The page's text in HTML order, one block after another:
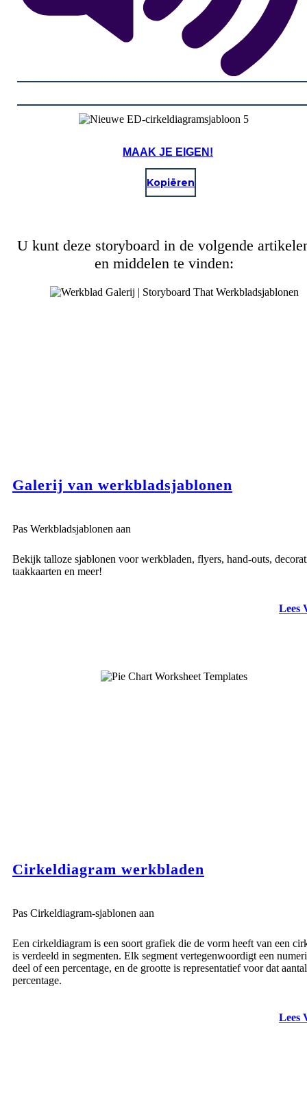
MAAK JE EIGEN!
Kopiëren
U kunt deze storyboard in de volgende
en middelen te vinden:
Galerij van werkbladsjablonen
Pas Werkbladsjablonen aan
Bekijk talloze sjablonen voor werkbladen, flyers, hand-outs,
taakkaarten en meer!
Lees
Cirkeldiagram werkbladen
Pas Cirkeldiagram-sjablonen aan
Een cirkeldiagram is een soort grafiek die de vorm heeft van een
is verdeeld in segmenten. Elk segment vertegenwoordigt een
deel of een percentage, en de grootte is representatief voor dat
percentage.
Lees